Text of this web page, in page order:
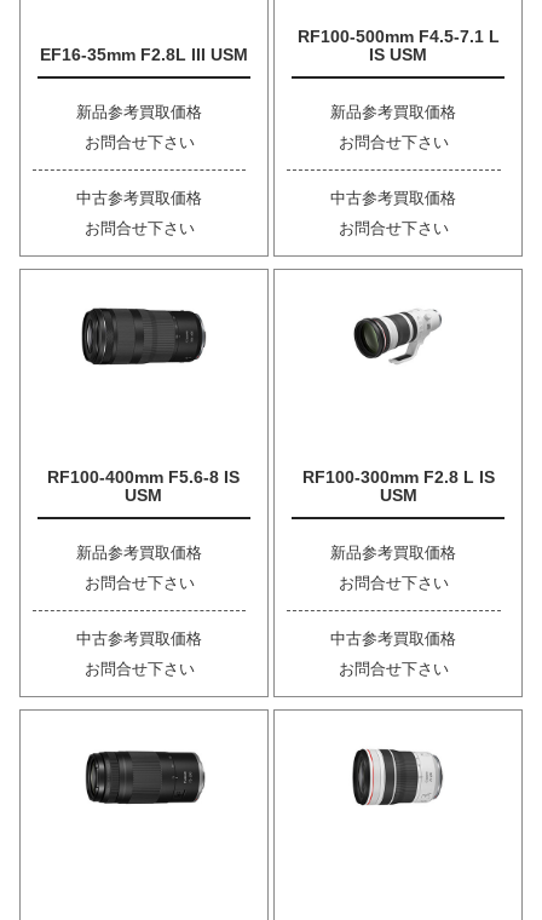
EF16-35mm F2.8L III USM
新品参考買取価格
お問合せ下さい
中古参考買取価格
お問合せ下さい
RF100-500mm F4.5-7.1 L
IS USM
新品参考買取価格
お問合せ下さい
中古参考買取価格
お問合せ下さい
RF100-400mm F5.6-8 IS
USM
新品参考買取価格
お問合せ下さい
中古参考買取価格
お問合せ下さい
RF100-300mm F2.8 L IS
USM
新品参考買取価格
お問合せ下さい
中古参考買取価格
お問合せ下さい